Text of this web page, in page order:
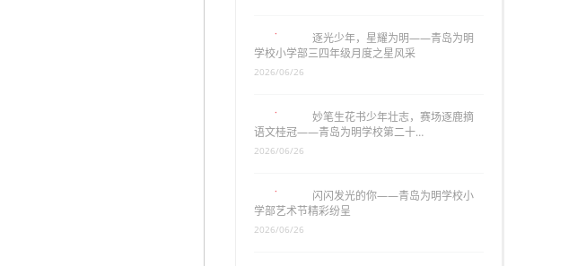
逐光少年，星耀为明——青岛为明
学校小学部三四年级月度之星风采
2026/06/26
妙笔生花书少年壮志，赛场逐鹿摘
语文桂冠——青岛为明学校第二十…
2026/06/26
闪闪发光的你——青岛为明学校小
学部艺术节精彩纷呈
2026/06/26